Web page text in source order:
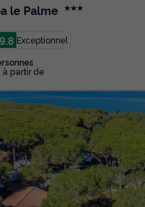
le Palme ★★★
9.8 Exceptionnel
à partir de